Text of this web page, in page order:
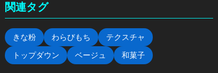
関連タグ
きな粉 わらびもち テクスチャ
トップダウン ベージュ 和菓子